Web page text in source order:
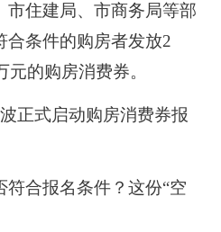
住建局、市商务局等部
合条件的购房者发放2
的购房消费券。
式启动购房消费券报
合报名条件？这份“空